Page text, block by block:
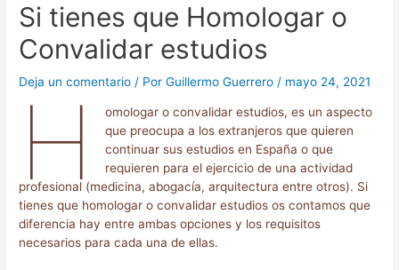
Si tienes que Homologar o
Convalidar estudios
Deja un comentario / PorGuillermo Guerrero/ mayo 24, 2021
H
omologar o convalidar estudios, es un aspecto
que preocupa a los extranjeros que quieren
continuar sus estudios en España o que
requieren para el ejercicio de una actividad
profesional (medicina, abogacía, arquitectura entre otros). Si
tienes que homologar o convalidar estudios os contamos que
diferencia hay entre ambas opciones y los requisitos
necesarios para cada una de ellas.
entradas